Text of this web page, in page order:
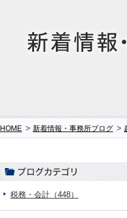
HOME > 新着情報・事務所ブログ >
税務・会計（448）